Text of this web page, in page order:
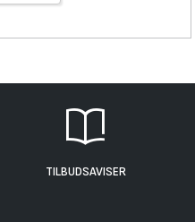
TILBUDSAVISER